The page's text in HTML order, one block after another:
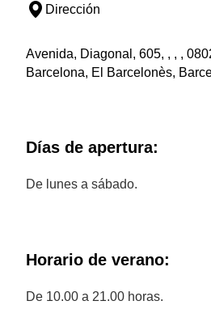
Dirección
Avenida, Diagonal, 605, , , ,
Barcelona, El Barcelonès,
Días de apertura:
De lunes a sábado.
Horario de verano:
De 10.00 a 21.00 horas.